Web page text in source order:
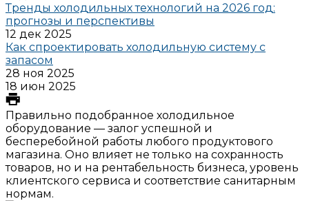
Тренды холодильных технологий на 2026 год:
прогнозы и перспективы
12 дек 2025
Как спроектировать холодильную систему с
запасом
28 ноя 2025
18 июн 2025
Правильно подобранное холодильное
оборудование — залог успешной и
бесперебойной работы любого продуктового
магазина. Оно влияет не только на сохранность
товаров, но и на рентабельность бизнеса, уровень
клиентского сервиса и соответствие санитарным
нормам.